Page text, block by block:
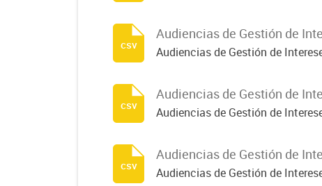
Audiencias de Gestión de
Audiencias de Gestión de
csv
Audiencias de Gestión de
Audiencias de Gestión de
csv
Audiencias de Gestión de
Audiencias de Gestión de
csv